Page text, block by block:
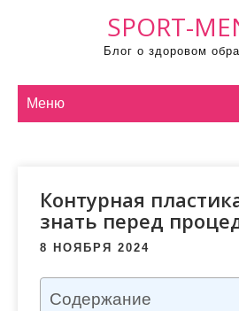
SPORT-
Блог о здоровом
Меню
Контурная
знать перед
8 НОЯБРЯ 2024
Содержание